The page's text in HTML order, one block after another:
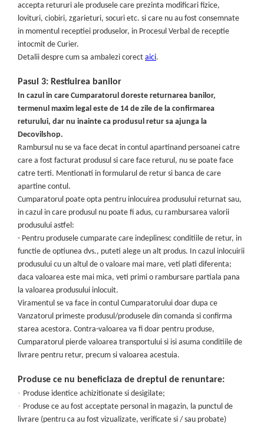
Lavoare suspendate,semipiedestal
Bideuri
Bideuri stative
Bideuri suspendate
Vase WC suspendate
WC pentru persoane cu dizabilitati
Capace
Capace WC softclose
Capace WC clasice
Capace bideuri
Pisoare
accepta retururi ale produsele care prezinta modificari fizice,
lovituri, ciobiri, zgarieturi, socuri etc. si care nu au fost consemnate
in momentul receptiei produselor, in Procesul Verbal de receptie
intocmit de Curier.
Detalii despre cum sa ambalezi corect aici.
Pasul 3: Restiuirea banilor
In cazul in care Cumparatorul doreste returnarea banilor,
termenul maxim legal este de 14 de zile de la confirmarea
returului, dar nu inainte ca produsul retur sa ajunga la
Decovilshop.
Rambursul nu se va face decat in contul apartinand persoanei catre
care a fost facturat produsul si care face returul, nu se poate face
catre terti. Mentionati in formularul de retur si banca de care
apartine contul.
Cumparatorul poate opta pentru inlocuirea produsului returnat sau,
in cazul in care produsul nu poate fi adus, cu rambursarea valorii
produsului astfel:
- Pentru produsele cumparate care indeplinesc conditiile de retur, in
functie de optiunea dvs., puteti alege un alt produs. In cazul inlocuirii
produsului cu un altul de o valoare mai mare, veti plati diferenta;
daca valoarea este mai mica, veti primi o rambursare partiala pana
la valoarea produsului inlocuit.
Viramentul se va face in contul Cumparatorului doar dupa ce
Vanzatorul primeste produsul/produsele din comanda si confirma
starea acestora. Contra-valoarea va fi doar pentru produse,
Cumparatorul pierde valoarea transportului si isi asuma conditiile de
livrare pentru retur, precum si valoarea acestuia.
Produse ce nu beneficiaza de dreptul de renuntare:
· Produse identice achizitionate si desigilate;
· Produse ce au fost acceptate personal in magazin, la punctul de
livrare (pentru ca au fost vizualizate, verificate si / sau probate)